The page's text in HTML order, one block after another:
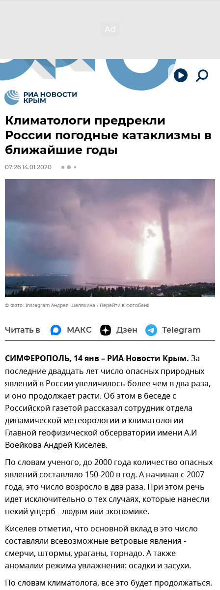
Климатологи предрекли
России погодные катаклизмы в
ближайшие годы
07:26 14.01.2020
© Фото: Instagram Андрея Шелякина Перейти в фотобанк
Читать в МАКС Дзен Telegram
СИМФЕРОПОЛЬ, 14 янв – РИА Новости Крым. За
последние двадцать лет число опасных природных
явлений в России увеличилось более чем в два раза,
и оно продолжает расти. Об этом в беседе с
Российской газетой рассказал сотрудник отдела
динамической метеорологии и климатологии
Главной геофизической обсерватории имени А.И
Воейкова Андрей Киселев.
По словам ученого, до 2000 года количество опасных
явлений составляло 150-200 в год. А начиная с 2007
года, это число возросло в два раза. При этом речь
идет исключительно о тех случаях, которые нанесли
некий ущерб - людям или экономике.
Киселев отметил, что основной вклад в это число
составляли всевозможные ветровые явления -
смерчи, штормы, ураганы, торнадо. А также
аномалии режима увлажнения: осадки и засухи.
По словам климатолога, все это будет продолжаться.